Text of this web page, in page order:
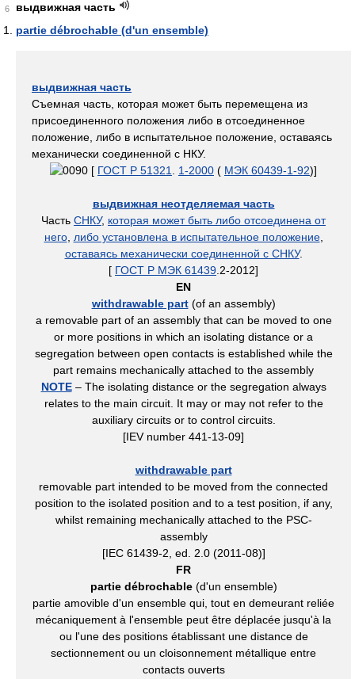
6
выдвижная часть
partie débrochable (d'un ensemble)
выдвижная часть
Съемная часть, которая может быть перемещена из
присоединенного положения либо в отсоединенное
положение, либо в испытательное положение, оставаясь
механически соединенной с НКУ.
[ ГОСТ Р 51321 1-2000 ( МЭК 60439-1-92)]
выдвижная неотделяемая часть
Часть СНКУ, которая может быть либо отсоединена от
него, либо установлена в испытательное положение,
оставаясь механически соединенной с СНКУ.
[ ГОСТ Р МЭК 61439 .2-2012]
EN
withdrawable part(of an assembly)
a removable part of an assembly that can be moved to one
or more positions in which an isolating distance or a
segregation between open contacts is established while the
part remains mechanically attached to the assembly
NOTE– The isolating distance or the segregation always
relates to the main circuit. It may or may not refer to the
auxiliary circuits or to control circuits.
[IEV number 441-13-09]
withdrawable part
removable part intended to be moved from the connected
position to the isolated position and to a test position, if any,
whilst remaining mechanically attached to the PSC-
assembly
[IEC 61439-2, ed. 2.0 (2011-08)]
FR
partie débrochable(d'un ensemble)
partie amovible d'un ensemble qui, tout en demeurant reliée
mécaniquement à l'ensemble peut être déplacée jusqu'à la
ou l'une des positions établissant une distance de
sectionnement ou un cloisonnement métallique entre
contacts ouverts